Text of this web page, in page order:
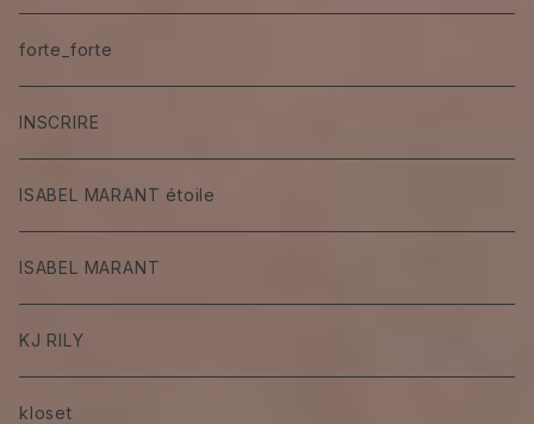
forte_forte
INSCRIRE
ISABEL MARANT étoile
ISABEL MARANT
KJ RILY
kloset